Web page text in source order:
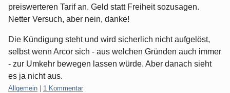
preiswerteren Tarif an. Geld statt Freiheit sozusagen.
Netter Versuch, aber nein, danke!
Die Kündigung steht und wird sicherlich nicht aufgelöst,
selbst wenn Arcor sich - aus welchen Gründen auch immer
- zur Umkehr bewegen lassen würde. Aber danach sieht
es ja nicht aus.
Kategorien:
Allgemein 1 Kommentar